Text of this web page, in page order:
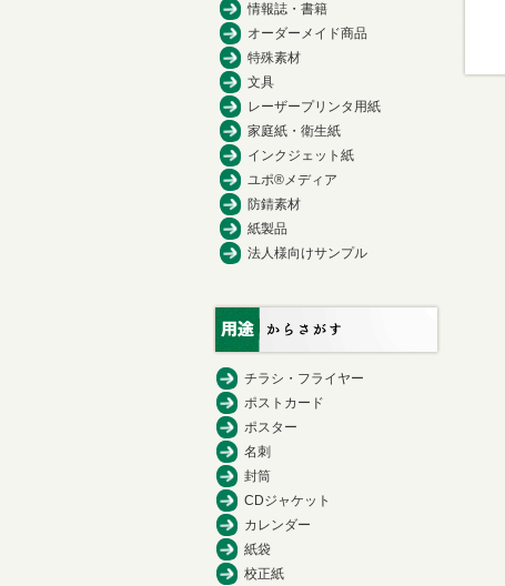
情報誌・書籍
オーダーメイド商品
特殊素材
文具
レーザープリンタ用紙
家庭紙・衛生紙
インクジェット紙
ユポ®メディア
防錆素材
紙製品
法人様向けサンプル
チラシ・フライヤー
ポストカード
ポスター
名刺
封筒
CDジャケット
カレンダー
紙袋
校正紙